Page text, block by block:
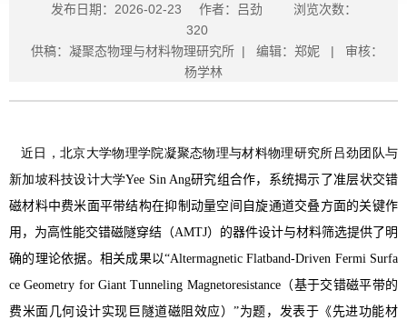
发布日期：2026-02-23 作者：吕劲
浏览次数：
320
供稿：凝聚态物理与材料物理研究所 | 编辑：郑妮 | 审核：
杨学林
近日，北京大学物理学院凝聚态物理与材料物理研究所吕劲团队与
新加坡科技设计大学Yee Sin Ang研究组合作，系统揭示了准层状交错
磁材料中费米面平带结构在抑制动量空间自旋通道交叠方面的关键作
用，为高性能交错磁隧穿结（AMTJ）的器件设计与材料筛选提供了明
确的理论依据。相关成果以“Altermagnetic Flatband-Driven Fermi Surfa
ce Geometry for Giant Tunneling Magnetoresistance（基于交错磁平带的
费米面几何设计实现巨隧道磁阻效应）”为题，发表于 《先进功能材